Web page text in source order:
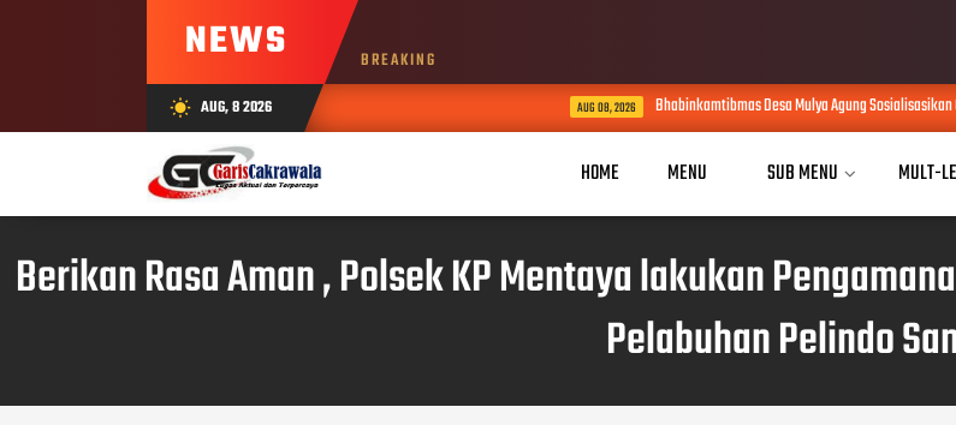
NEWS BREAKING
wb_sunny AUG, 8 2026 Bhabinkamtibmas Desa Mulya Agung Sosialisasikan Operasi
HOME MENU SUB MENU MULT-
Berikan Rasa Aman , Polsek KP Mentaya lakukan
Pelabuhan Pelindo